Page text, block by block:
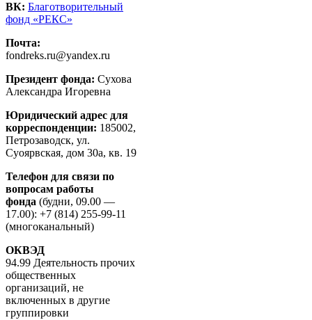
ВК: Благотворительный
фонд «РЕКС»
Почта:
fondreks.ru@yandex.ru
Президент фонда: Сухова
Александра Игоревна
Юридический адрес для
корреспонденции: 185002,
Петрозаводск, ул.
Суоярвская, дом 30а, кв. 19
Телефон для связи по
вопросам работы
фонда (будни, 09.00 —
17.00): +7 (814) 255-99-11
(многоканальный)
ОКВЭД
94.99 Деятельность прочих
общественных
организаций, не
включенных в другие
группировки